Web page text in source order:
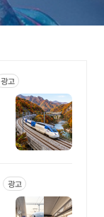
광고
광고